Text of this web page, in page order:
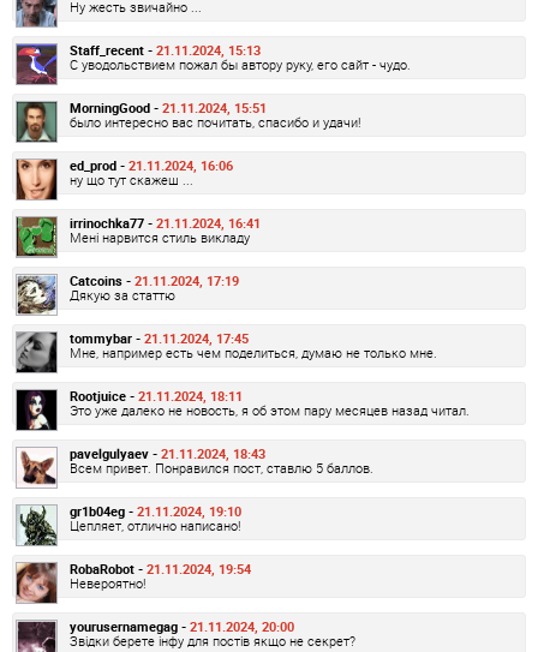
Ну жесть звичайно ...
Staff_recent - 21.11.2024, 15:13
С уводольствием пожал бы автору руку, его сайт - чудо.
MorningGood - 21.11.2024, 15:51
было интересно вас почитать, спасибо и удачи!
ed_prod - 21.11.2024, 16:06
ну що тут скажеш ...
irrinochka77 - 21.11.2024, 16:41
Мені нарвится стиль викладу
Catcoins - 21.11.2024, 17:19
Дякую за статтю
tommybar - 21.11.2024, 17:45
Мне, например есть чем поделиться, думаю не только мне.
Rootjuice - 21.11.2024, 18:11
Это уже далеко не новость, я об этом пару месяцев назад читал.
pavelgulyaev - 21.11.2024, 18:43
Всем привет. Понравился пост, ставлю 5 баллов.
gr1b04eg - 21.11.2024, 19:10
Цепляет, отлично написано!
RobaRobot - 21.11.2024, 19:54
Невероятно!
yourusernamegag - 21.11.2024, 20:00
Звідки берете інфу для постів якщо не секрет?